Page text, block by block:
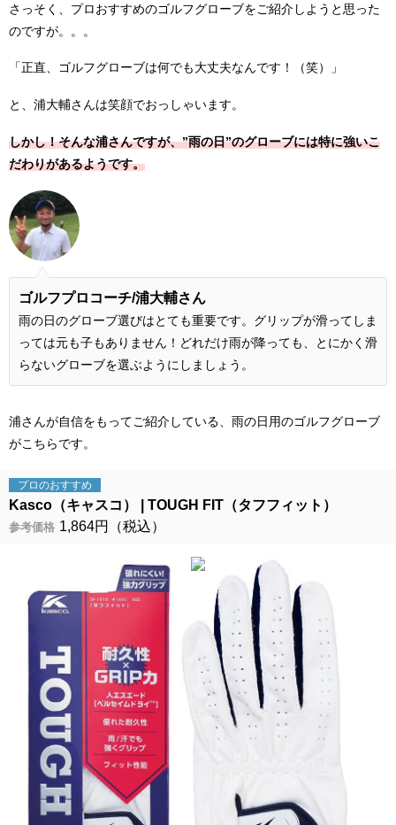
さっそく、プロおすすめのゴルフグローブをご紹介しようと思った
のですが。。。
「正直、ゴルフグローブは何でも大丈夫なんです！（笑）」
と、浦大輔さんは笑顔でおっしゃいます。
しかし！そんな浦さんですが、”雨の日”のグローブには特に強いこ
だわりがあるようです。
ゴルフプロコーチ/浦大輔さん
雨の日のグローブ選びはとても重要です。グリップが滑ってしま
っては元も子もありません！どれだけ雨が降っても、とにかく滑
らないグローブを選ぶようにしましょう。
浦さんが自信をもってご紹介している、雨の日用のゴルフグローブ
がこちらです。
プロのおすすめ
Kasco（キャスコ） TOUGH FIT（タフフィット）
参考価格 1,864円（税込）